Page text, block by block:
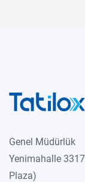
Genel Müdürlük
Yenimahalle
Plaza)